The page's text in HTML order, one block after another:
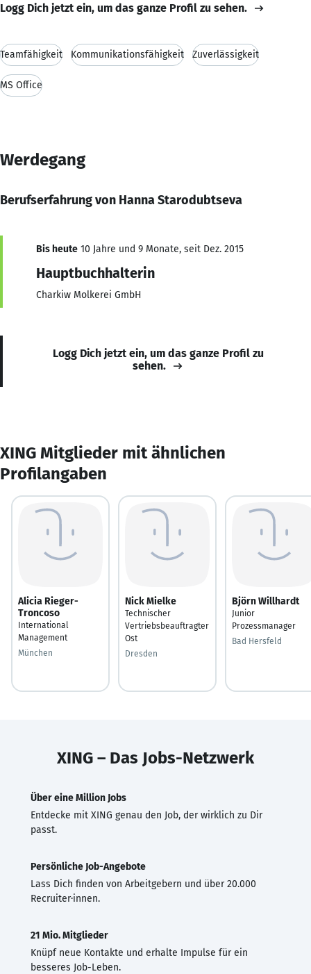
Logg Dich jetzt ein, um das ganze Profil zu sehen.
Teamfähigkeit Kommunikationsfähigkeit Zuverlässigkeit
MS Office
Werdegang
Berufserfahrung von Hanna Starodubtseva
Bis heute 10 Jahre und 9 Monate, seit Dez. 2015
Hauptbuchhalterin
Charkiw Molkerei GmbH
Logg Dich jetzt ein, um das ganze Profil zu
sehen.
XING Mitglieder mit ähnlichen
Profilangaben
Alicia Rieger-
Troncoso
International
Management
München
Nick Mielke
Technischer
Vertriebsbeauftragter
Ost
Dresden
Björn Willhardt
Junior
Prozessmanager
Bad Hersfeld
XING – Das Jobs-Netzwerk
Über eine Million Jobs
Entdecke mit XING genau den Job, der wirklich zu Dir
passt.
Persönliche Job-Angebote
Lass Dich finden von Arbeitgebern und über 20.000
Recruiter·innen.
21 Mio. Mitglieder
Knüpf neue Kontakte und erhalte Impulse für ein
besseres Job-Leben.